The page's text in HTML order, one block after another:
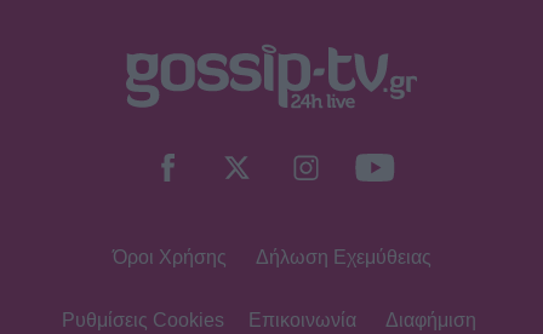
Όροι Χρήσης Δήλωση Εχεμύθειας
Ρυθμίσεις Cookies Επικοινωνία Διαφήμιση